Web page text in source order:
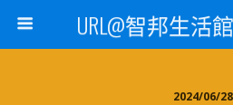
URL@智邦生活
2024/06/28